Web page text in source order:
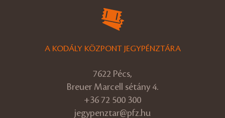
A KODÁLY KÖZPONT JEGYPÉNZTÁRA
7622 Pécs,
Breuer Marcell sétány 4.
+36 72 500 300
jegypenztar@pfz.hu